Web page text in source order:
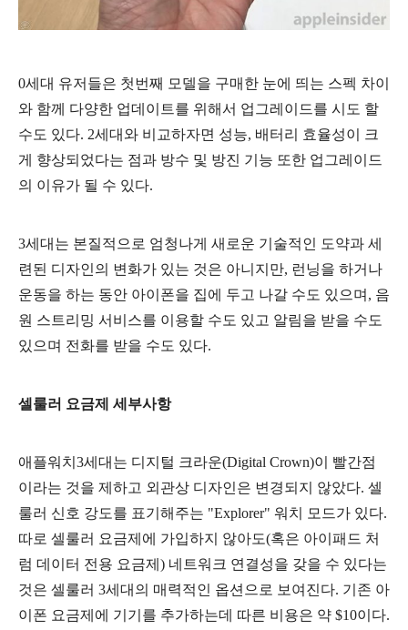
0세대 유저들은 첫번째 모델을 구매한 눈에 띄는 스펙 차이
와 함께 다양한 업데이트를 위해서 업그레이드를 시도 할
수도 있다. 2세대와 비교하자면 성능, 배터리 효율성이 크
게 향상되었다는 점과 방수 및 방진 기능 또한 업그레이드
의 이유가 될 수 있다.
3세대는 본질적으로 엄청나게 새로운 기술적인 도약과 세
련된 디자인의 변화가 있는 것은 아니지만, 런닝을 하거나
운동을 하는 동안 아이폰을 집에 두고 나갈 수도 있으며, 음
원 스트리밍 서비스를 이용할 수도 있고 알림을 받을 수도
있으며 전화를 받을 수도 있다.
셀룰러 요금제 세부사항
애플워치3세대는 디지털 크라운(Digital Crown)이 빨간점
이라는 것을 제하고 외관상 디자인은 변경되지 않았다. 셀
룰러 신호 강도를 표기해주는 "Explorer" 워치 모드가 있다.
따로 셀룰러 요금제에 가입하지 않아도(혹은 아이패드 처
럼 데이터 전용 요금제) 네트워크 연결성을 갖을 수 있다는
것은 셀룰러 3세대의 매력적인 옵션으로 보여진다. 기존 아
이폰 요금제에 기기를 추가하는데 따른 비용은 약 $10이다.